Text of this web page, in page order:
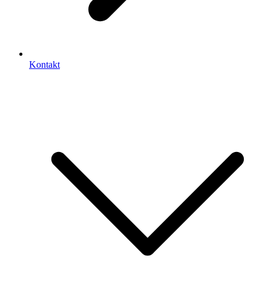
Kontakt